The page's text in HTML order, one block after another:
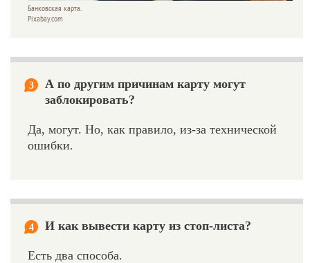
Банковская карта.
Pixabay.com
3
А по другим причинам карту могут
заблокировать?
Да, могут. Но, как правило, из-за технической
ошибки.
4 И как вывести карту из стоп-листа?
Есть два способа.